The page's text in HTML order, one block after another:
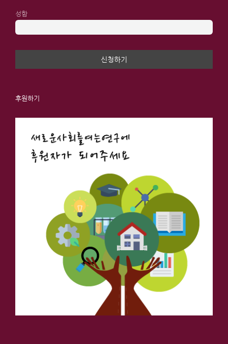
성함
후원하기